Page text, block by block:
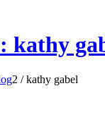
kathy
2 / kathy gabel